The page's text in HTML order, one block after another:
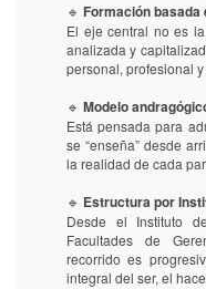
🔹 Formación
El eje central no es
analizada y
personal, profesional
🔹 Modelo
Está pensada para
se “enseña” desde
la realidad de cada
🔹 Estructura por
Desde el Instituto
Facultades de
recorrido es
integral del ser, el